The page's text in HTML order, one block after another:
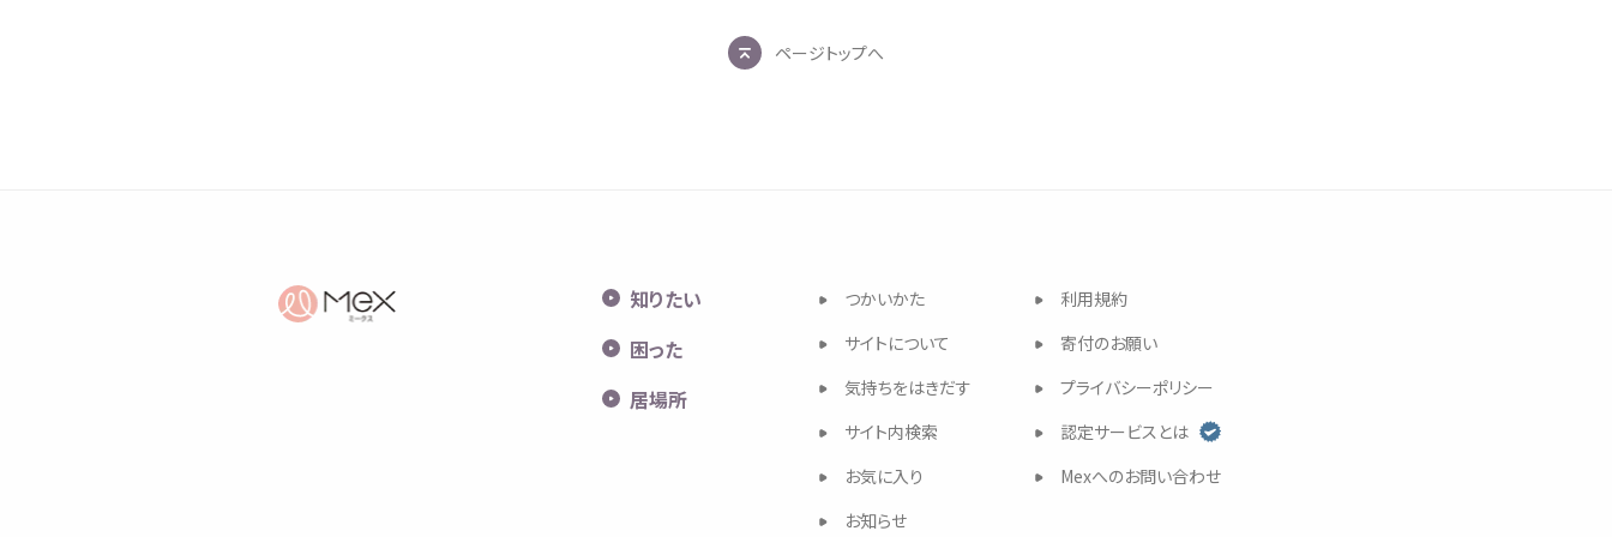
ページトップへ
知りたい
困った
居場所
つかいかた
サイトについて
気持ちをはきだす
サイト内検索
お気に入り
お知らせ
利用規約
寄付のお願い
プライバシーポリシー
認定サービスとは
Mexへのお問い合わせ